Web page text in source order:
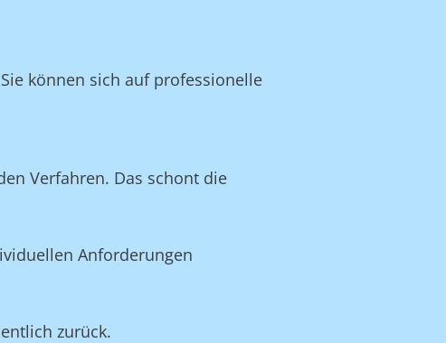
können sich auf professionelle
Verfahren. Das schont die
Anforderungen
zurück.